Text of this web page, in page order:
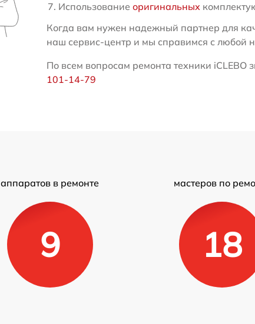
Использование оригинальных
Когда вам нужен надежный партнер для
наш сервис-центр и мы справимся с любой
По всем вопросам ремонта техники iCLEBO
101-14-79
аппаратов в ремонте
9
мастеров по
18